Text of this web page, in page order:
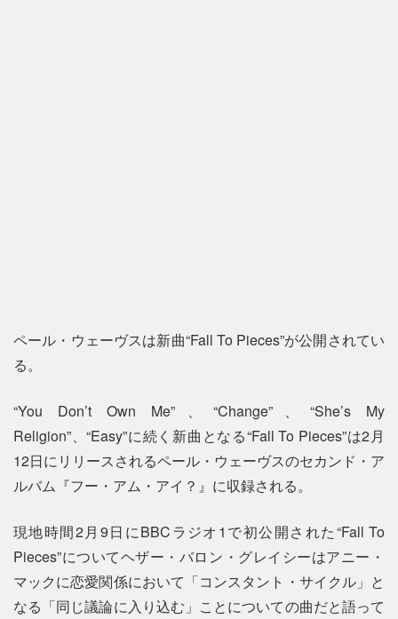
ペール・ウェーヴスは新曲“Fall To Pieces”が公開されてい
る。
“You Don’t Own Me”、“Change”、“She’s My
Religion”、“Easy”に続く新曲となる“Fall To Pieces”は2月
12日にリリースされるペール・ウェーヴスのセカンド・ア
ルバム『フー・アム・アイ？』に収録される。
現地時間2月9日にBBCラジオ1で初公開された“Fall To
Pieces”についてヘザー・バロン・グレイシーはアニー・
マックに恋愛関係において「コンスタント・サイクル」と
なる「同じ議論に入り込む」ことについての曲だと語って